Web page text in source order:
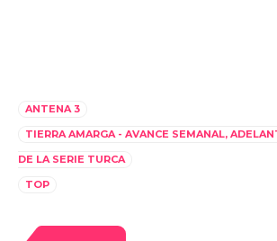
ANTENA 3
TIERRA AMARGA - AVANCE SEMANAL,
DE LA SERIE TURCA
TOP